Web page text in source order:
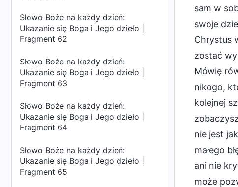
Słowo Boże na każdy dzień:
Ukazanie się Boga i Jego dzieło |
Fragment 62
Słowo Boże na każdy dzień:
Ukazanie się Boga i Jego dzieło |
Fragment 63
Słowo Boże na każdy dzień:
Ukazanie się Boga i Jego dzieło |
Fragment 64
Słowo Boże na każdy dzień:
Ukazanie się Boga i Jego dzieło |
Fragment 65
sam w
swoje
Chrystus
zostać
Mówię
nikogo,
kolejnej
nie jest
małego
ani nie
może